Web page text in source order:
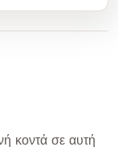
κοντά σε αυτή